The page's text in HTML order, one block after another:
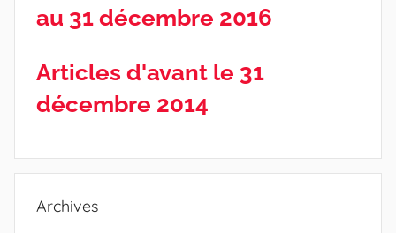
au 31 décembre 2016
Articles d'avant le 31
décembre 2014
Archives